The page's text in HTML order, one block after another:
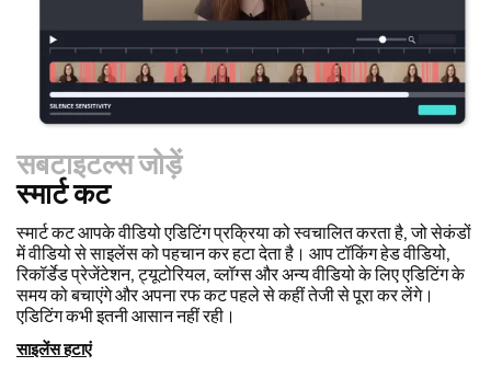
सबटाइटल्स जोड़ें
स्मार्ट कट
स्मार्ट कट आपके वीडियो एडिटिंग प्रक्रिया को स्वचालित करता है, जो सेकंडों
में वीडियो से साइलेंस को पहचान कर हटा देता है। आप टॉकिंग हेड वीडियो,
रिकॉर्डेड प्रेजेंटेशन, ट्यूटोरियल, व्लॉग्स और अन्य वीडियो के लिए एडिटिंग के
समय को बचाएंगे और अपना रफ कट पहले से कहीं तेजी से पूरा कर लेंगे।
एडिटिंग कभी इतनी आसान नहीं रही।
साइलेंस हटाएं